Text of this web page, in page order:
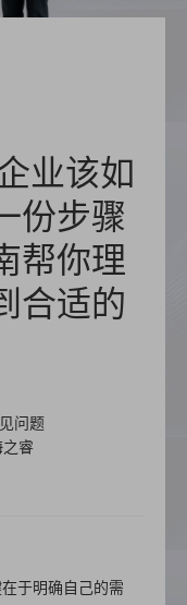
业该如
份步骤
帮你理
合适的
问题
睿
于明确自己的需